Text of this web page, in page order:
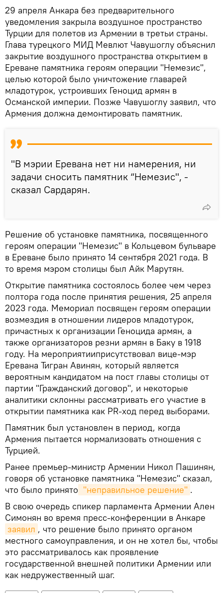
29 апреля Анкара без предварительного
уведомления закрыла воздушное пространство
Турции для полетов из Армении в третьи страны.
Глава турецкого МИД Мевлют Чавушоглу объяснил
закрытие воздушного пространства открытием в
Ереване памятника героям операции "Немезис",
целью которой было уничтожение главарей
младотурок, устроивших Геноцид армян в
Османской империи. Позже Чавушоглу заявил, что
Армения должна демонтировать памятник.
"В мэрии Еревана нет ни намерения, ни
задачи сносить памятник “Немезис", -
сказал Сардарян.
Решение об установке памятника, посвященного
героям операции "Немезис" в Кольцевом бульваре
в Ереване было принято 14 сентября 2021 года. В
то время мэром столицы был Айк Марутян.
Открытие памятника состоялось более чем через
полтора года после принятия решения, 25 апреля
2023 года. Мемориал посвящен героям операции
возмездия в отношении лидеров младотурок,
причастных к организации Геноцида армян, а
также организаторов резни армян в Баку в 1918
году. На мероприятииприсутствовал вице-мэр
Еревана Тигран Авинян, который является
вероятным кандидатом на пост главы столицы от
партии "Гражданский договор", и некоторые
аналитики склонны рассматривать его участие в
открытии памятника как PR-ход перед выборами.
Памятник был установлен в период, когда
Армения пытается нормализовать отношения с
Турцией.
Ранее премьер-министр Армении Никол Пашинян,
говоря об установке памятника "Немезис" сказал,
что было принято "неправильное решение" .
В свою очередь спикер парламента Армении Ален
Симонян во время пресс-конференции в Анкаре
заявил , что решение было принято органом
местного самоуправления, и он не хотел бы, чтобы
это рассматривалось как проявление
государственной внешней политики Армении или
как недружественный шаг.